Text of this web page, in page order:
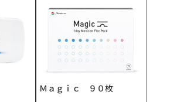
Ｍａｇｉｃ ９０枚